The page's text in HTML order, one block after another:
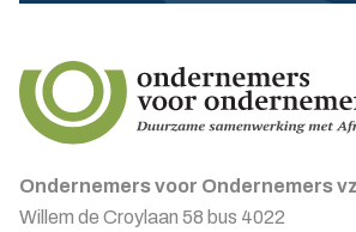
Ondernemers voor Ondernemers
Willem de Croylaan 58 bus 4022